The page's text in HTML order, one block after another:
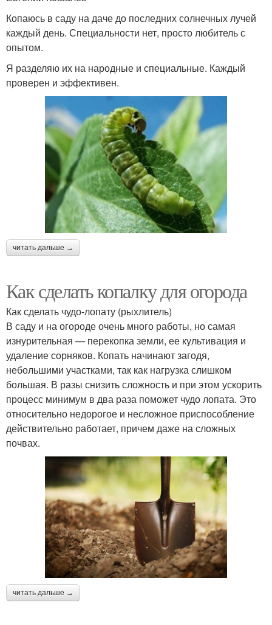
Копаюсь в саду на даче до последних солнечных лучей
каждый день. Специальности нет, просто любитель с
опытом.
Я разделяю их на народные и специальные. Каждый
проверен и эффективен.
читать дальше →
Как сделать копалку для огорода
Как сделать чудо-лопату (рыхлитель)
В саду и на огороде очень много работы, но самая
изнурительная — перекопка земли, ее культивация и
удаление сорняков. Копать начинают загодя,
небольшими участками, так как нагрузка слишком
большая. В разы снизить сложность и при этом ускорить
процесс минимум в два раза поможет чудо лопата. Это
относительно недорогое и несложное приспособление
действительно работает, причем даже на сложных
почвах.
читать дальше →